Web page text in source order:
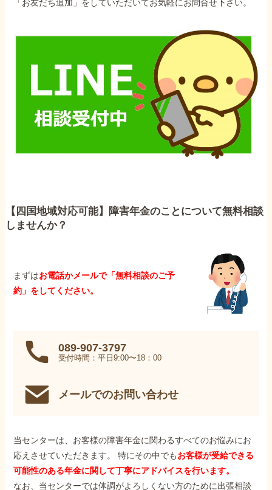
「お友だち追加」をしていただいてお気軽にお問合せ下さい。
【四国地域対応可能】障害年金のことについて無料相談
しませんか？
まずはお電話かメールで「無料相談のご予
約」をしてください。
089-907-3797
受付時間：平日9:00〜18：00
メールでのお問い合わせ
当センターは、お客様の障害年金に関わるすべてのお悩みにお
応えさせていただきます。 特にその中でもお客様が受給できる
可能性のある年金に関して丁寧にアドバイスを行います。
なお、当センターでは体調がよろしくない方のために出張相談